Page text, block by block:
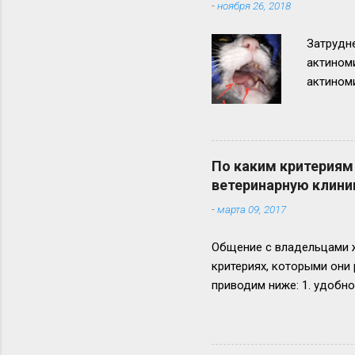
-ноября 26, 2018
По каким
ветеринарную
-марта 09, 2017
Общение с владельцами
критериях, которыми
приводим ниже: 1.
специалиста), 4.
автомобилей, 7.